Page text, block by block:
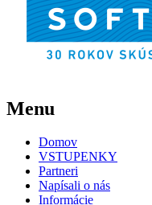
Post
←Partneri
Menu
Domov
VSTUPENKY
Partneri
Napísali o nás
Informácie